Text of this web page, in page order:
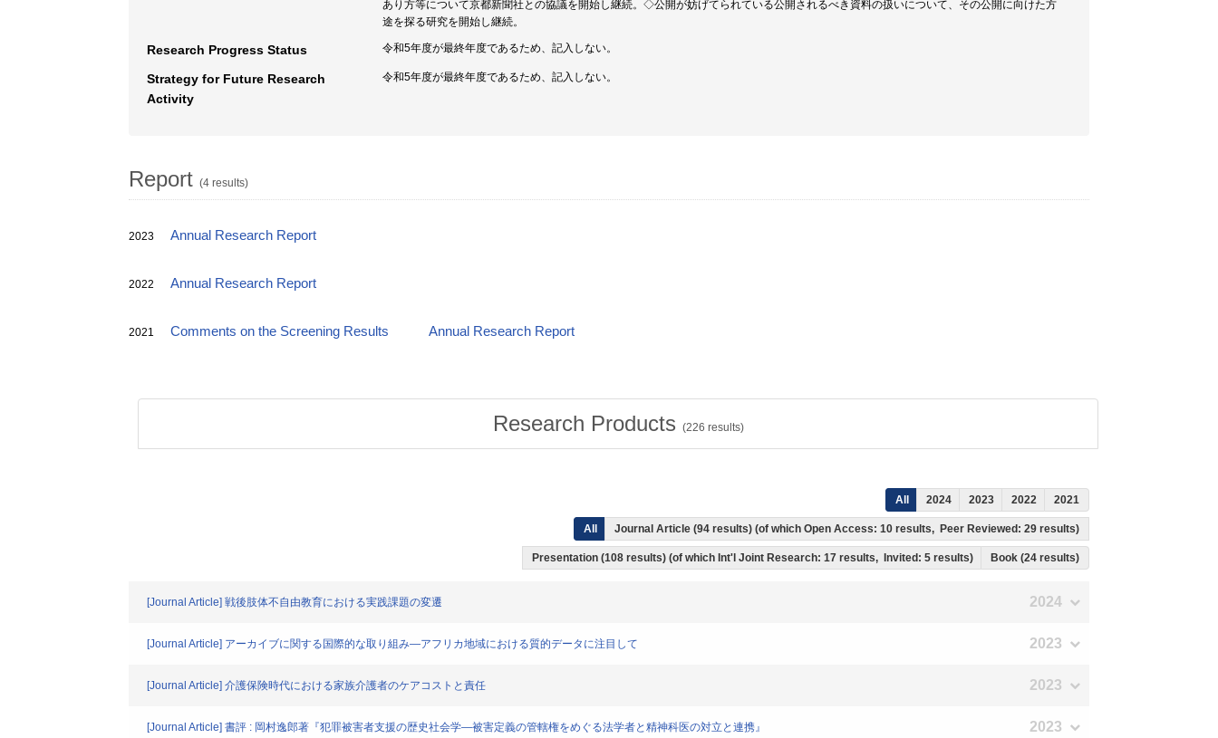
あり方等について京都新聞社との協議を開始し継続。◇公開が妨げてられている公開されるべき資料の扱いについて、その公開に向けた方
途を探る研究を開始し継続。
Research Progress Status 令和5年度が最終年度であるため、記入しない。
Strategy for Future Research
Activity
令和5年度が最終年度であるため、記入しない。
Report (4 results)
2023 Annual Research Report
2022 Annual Research Report
2021 Comments on the Screening Results Annual Research Report
Research Products (226 results)
All 2024 2023 2022 2021
All Journal Article (94 results) (of which Open Access: 10 results, Peer Reviewed: 29 results)
Presentation (108 results) (of which Int'l Joint Research: 17 results, Invited: 5 results) Book (24 results)
[Journal Article] 戦後肢体不自由教育における実践課題の変遷 2024
[Journal Article] アーカイブに関する国際的な取り組み―アフリカ地域における質的データに注目して 2023
[Journal Article] 介護保険時代における家族介護者のケアコストと責任 2023
[Journal Article] 書評 : 岡村逸郎著『犯罪被害者支援の歴史社会学―被害定義の管轄権をめぐる法学者と精神科医の対立と連携』 2023